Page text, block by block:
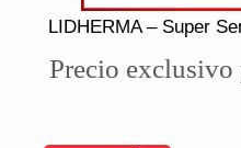
LIDHERMA – Super
Precio exclusivo